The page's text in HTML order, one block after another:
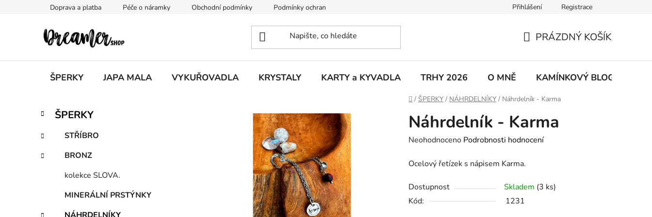
Doprava a platba Péče o náramky Obchodní podmínky Podmínky ochrany osobních údajů Dárkové kartičky Moje objednávka
Přihlášení Registrace
KOŠÍK
PRÁZDNÝ KOŠÍK
ŠPERKY JAPA MALA VYKUŘOVADLA KRYSTALY KARTY a KYVADLA TRHY 2026 O MNĚ KAMÍNKOVÝ BLOG
Domů
/ ŠPERKY / NÁHRDELNÍKY / Náhrdelník - Karma
P
s
r
í
Přeskočit
kategorie
K
a
e
g
o
ŠPERKY
STŘÍBRO
BRONZ
kolekce SLOVA.
MINERÁLNÍ PRSTÝNKY
Náhrdelník - Karma
Průměrné
produktu
0,0
z
Neohodnoceno Podrobnosti hodnocení
Ocelový řetízek s nápisem Karma.
Dostupnost Skladem (3 ks)
Kód:
1231